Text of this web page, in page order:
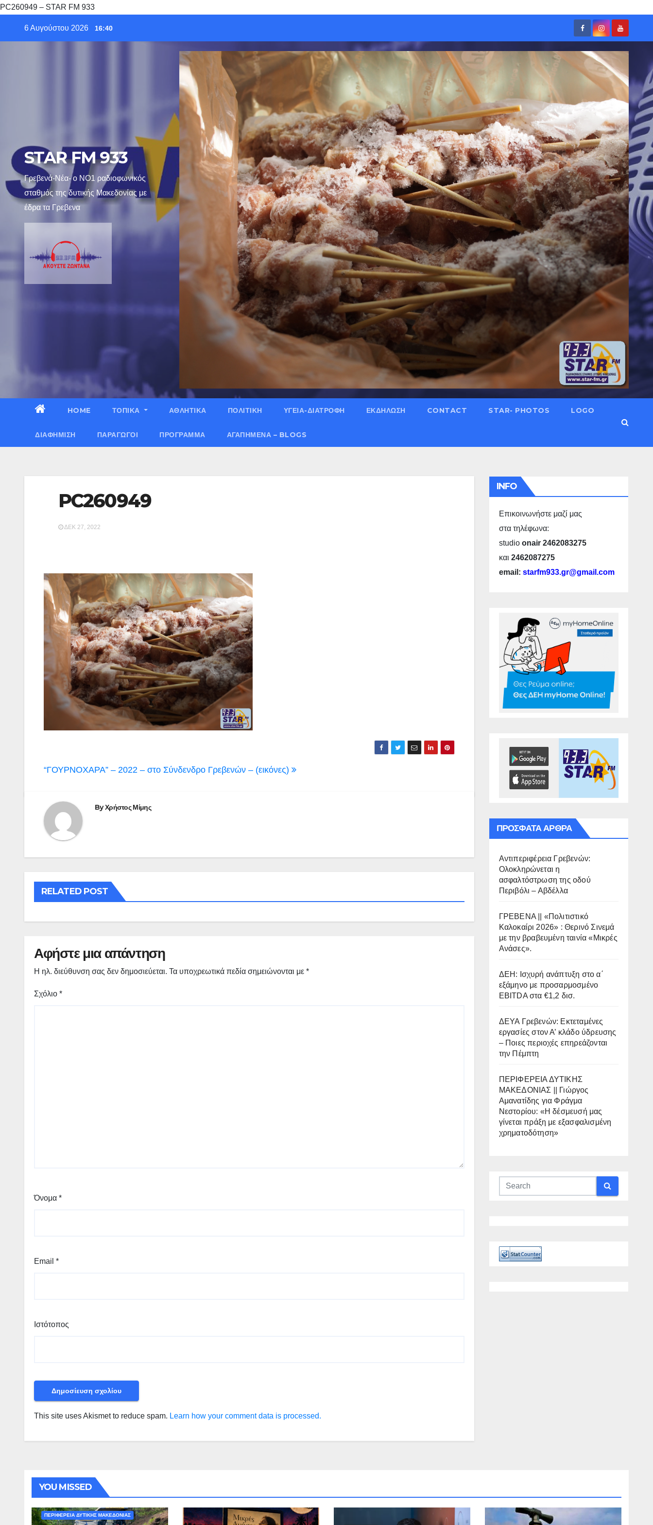
PC260949 – STAR FM 933
6 Αυγούστου 2026 16:40
STAR FM 933
Γρεβενά-Νέα- ο ΝΟ1 ραδιοφωνικός
σταθμός της δυτικής Μακεδονίας με
έδρα τα Γρεβενα
HOME ΤΟΠΙΚΑ ΑΘΛΗΤΙΚΑ ΠΟΛΙΤΙΚΗ ΥΓΕΙΑ-ΔΙΑΤΡΟΦΗ ΕΚΔΗΛΩΣΗ CONTACT STAR- PHOTOS LOGO
ΔΙΑΦΉΜΙΣΗ ΠΑΡΑΓΩΓΟΊ ΠΡΌΓΡΑΜΜΑ ΑΓΑΠΗΜΈΝΑ – BLOGS
PC260949
ΔΕΚ 27, 2022
Πλοήγηση
“ΓΟΥΡΝΟΧΑΡΑ” – 2022 – στο Σύνδενδρο Γρεβενών – (εικόνες)
ByΧρήστος Μίμης
RELATED POST
Αφήστε μια απάντηση
Η ηλ. διεύθυνση σας δεν δημοσιεύεται. Τα υποχρεωτικά πεδία σημειώνονται με *
Σχόλιο *
Όνομα *
Email *
Ιστότοπος
This site uses Akismet to reduce spam. Learn how your comment data is processed.
INFO
Επικοινωνήστε μαζί μας
στα τηλέφωνα:
studio onair 2462083275
και 2462087275
email: starfm933.gr@gmail.com
ΠΡΌΣΦΑΤΑ ΆΡΘΡΑ
Αντιπεριφέρεια Γρεβενών:
Ολοκληρώνεται η
ασφαλτόστρωση της οδού
Περιβόλι – Αβδέλλα
ΓΡΕΒΕΝΑ || «Πολιτιστικό
Καλοκαίρι 2026» : Θερινό Σινεμά
με την βραβευμένη ταινία «Μικρές
Ανάσες».
ΔΕΗ: Ισχυρή ανάπτυξη στο α΄
εξάμηνο με προσαρμοσμένο
EBITDA στα €1,2 δισ.
ΔΕΥΑ Γρεβενών: Εκτεταμένες
εργασίες στον Α’ κλάδο ύδρευσης
– Ποιες περιοχές επηρεάζονται
την Πέμπτη
ΠΕΡΙΦΕΡΕΙΑ ΔΥΤΙΚΗΣ
ΜΑΚΕΔΟΝΙΑΣ || Γιώργος
Αμανατίδης για Φράγμα
Νεστορίου: «Η δέσμευσή μας
γίνεται πράξη με εξασφαλισμένη
χρηματοδότηση»
YOU MISSED
ΠΕΡΙΦΕΡΕΙΑ ΔΥΤΙΚΗΣ ΜΑΚΕΔΟΝΙΑΣ